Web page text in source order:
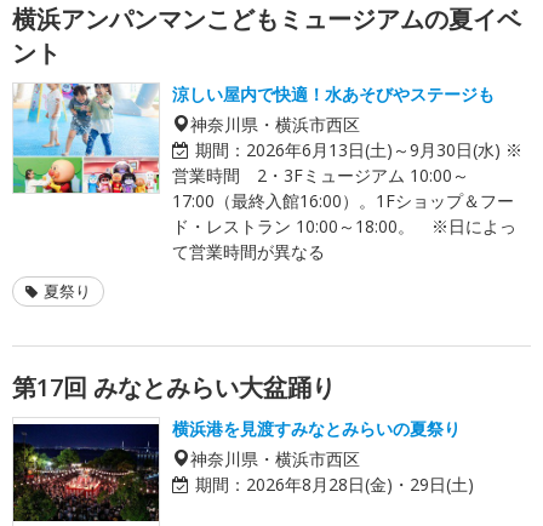
横浜アンパンマンこどもミュージアムの夏イベ
ント
涼しい屋内で快適！水あそびやステージも
神奈川県・横浜市西区
期間： 2026年6月13日(土)～9月30日(水) ※
営業時間 2・3Fミュージアム 10:00～
17:00（最終入館16:00）。1Fショップ＆フー
ド・レストラン 10:00～18:00。 ※日によっ
て営業時間が異なる
夏祭り
第17回 みなとみらい大盆踊り
横浜港を見渡すみなとみらいの夏祭り
神奈川県・横浜市西区
期間： 2026年8月28日(金)・29日(土)